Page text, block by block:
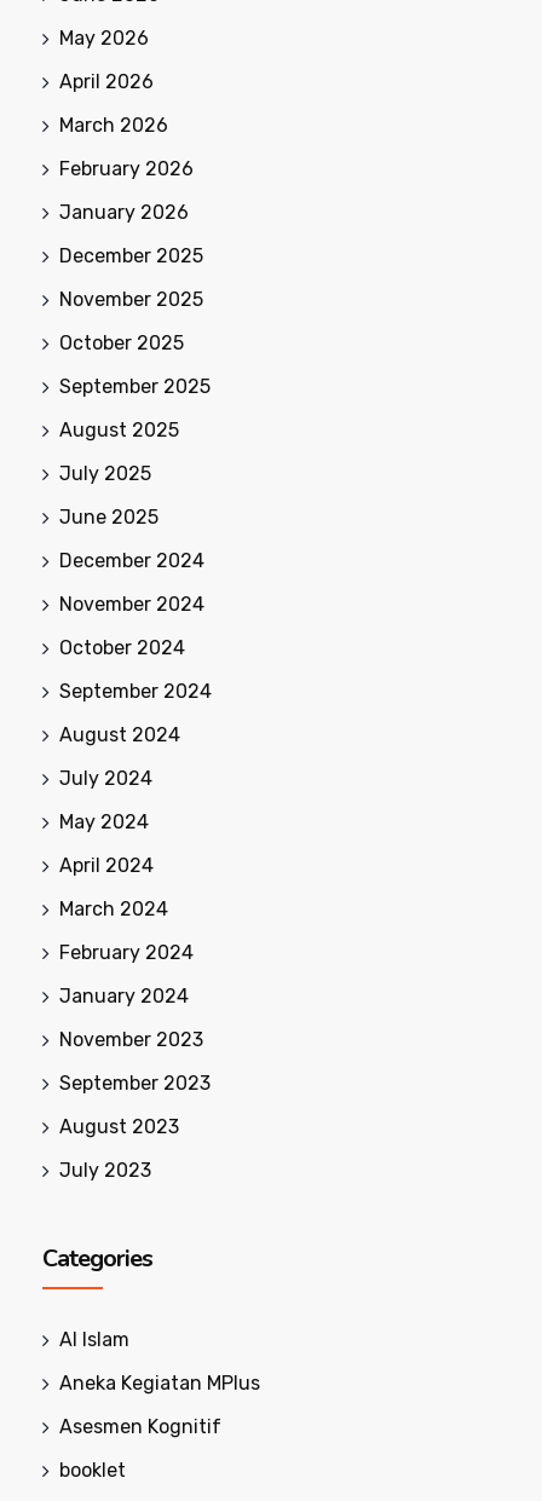
May 2026
April 2026
March 2026
February 2026
January 2026
December 2025
November 2025
October 2025
September 2025
August 2025
July 2025
June 2025
December 2024
November 2024
October 2024
September 2024
August 2024
July 2024
May 2024
April 2024
March 2024
February 2024
January 2024
November 2023
September 2023
August 2023
July 2023
Categories
Al Islam
Aneka Kegiatan MPlus
Asesmen Kognitif
booklet